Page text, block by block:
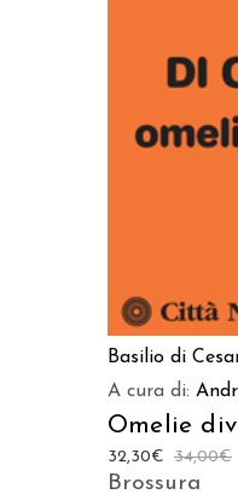
Basilio di
A cura di:
Omelie
34,00€
32,30€
Brossura